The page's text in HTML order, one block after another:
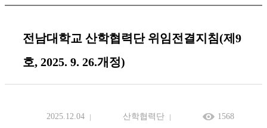
전남대학교 산학협력단 위임전결지침(제9
호, 2025. 9. 26.개정)
2025.12.04 산학협력단 1568